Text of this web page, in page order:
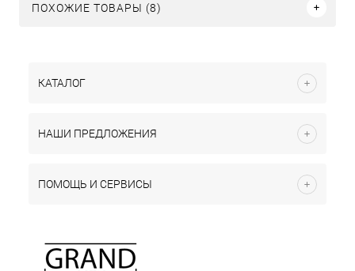
ПОХОЖИЕ ТОВАРЫ (8)
КАТАЛОГ
НАШИ ПРЕДЛОЖЕНИЯ
ПОМОЩЬ И СЕРВИСЫ